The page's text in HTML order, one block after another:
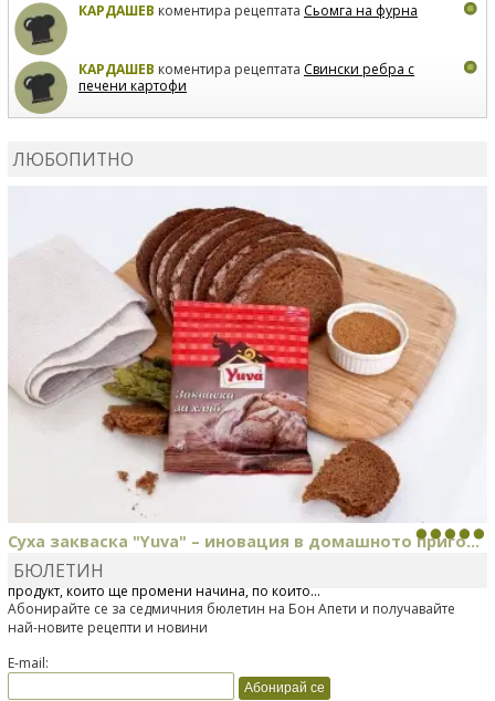
КАРДАШЕВ коментира рецептата Сьомга на фурна
КАРДАШЕВ коментира рецептата Свински ребра с
печени картофи
ЛЮБОПИТНО
Суха закваска "Yuva" – иновация в домашното приго...
Отскоро Лесафр България стартира предлагането на изцяло нов
продукт, който ще промени начина, по който...
БЮЛЕТИН
Абонирайте се за седмичния бюлетин на Бон Апети и получавайте
най-новите рецепти и новини
E-mail: